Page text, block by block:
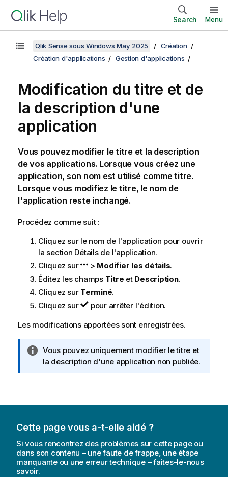
Search Menu
Qlik Sense sous Windows May 2025
Création
Création d'applications
Gestion d'applications
Modification du titre et de
la description d'une
application
Vous pouvez modifier le titre et la description
de vos applications. Lorsque vous créez une
application, son nom est utilisé comme titre.
Lorsque vous modifiez le titre, le nom de
l'application reste inchangé.
Procédez comme suit :
Cliquez sur le nom de l'application pour ouvrir
la section Détails de l'application.
Cliquez sur
> Modifier les détails.
Éditez les champs Titre et Description.
Cliquez sur Terminé.
Cliquez sur
pour arrêter l'édition.
Les modifications apportées sont enregistrées.
N
o
n
o
r
m
a
Vous pouvez uniquement modifier le titre et
la description d'une application non publiée.
Cette page vous a-t-elle aidé ?
Si vous rencontrez des problèmes sur cette page ou
dans son contenu – une faute de frappe, une étape
manquante ou une erreur technique – faites-le-nous
savoir.